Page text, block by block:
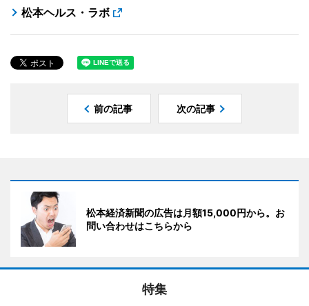
松本ヘルス・ラボ
前の記事 次の記事
松本経済新聞の広告は月額15,000円から。お
問い合わせはこちらから
特集